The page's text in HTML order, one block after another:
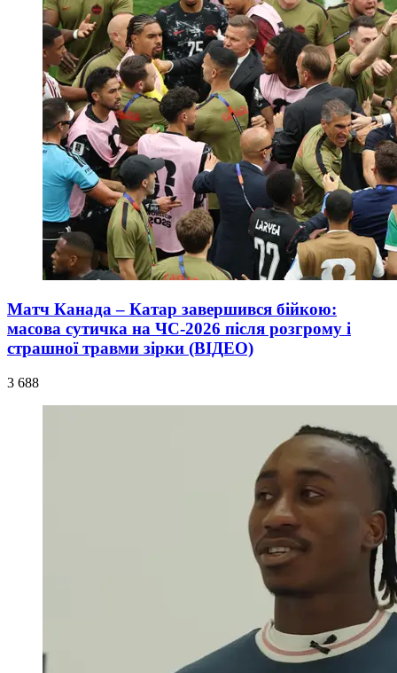
Матч Канада – Катар завершився бійкою:
масова сутичка на ЧС-2026 після розгрому і
страшної травми зірки (ВІДЕО)
3 688